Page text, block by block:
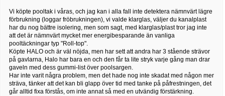
Vi köpte pooltak i våras, och jag kan i alla fall inte detektera nämnvärt lägre
förbrukning (loggar fröbrukningen), vi valde klarglas, väljer du kanalplast
har du nog bättre isolering, men som sagt, med klarglas/plast tror jag inte
att det är nämnvärt mycket mer energibesparande än vanliga
pooltäckningar typ "Roll-top".
Köpte HALO och är väl nöjda, men har sett att andra har 3 stående strävor
på gavlarna, Halo har bara en och den får ta lite stryk varje gång man drar
gaveln med dess gummi-list över poolsargen.
Har inte varit några problem, men det hade nog inte skadat med någon mer
sträva, tänker att det kan bli glapp över tid med tanke på påfrestningen, det
går alltid fixa förstås, om inte annat så med en utvändig förstärkning.